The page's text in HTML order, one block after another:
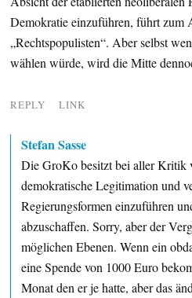
Demokratie einzuführen, führt zum
„Rechtspopulisten“. Aber selbst
wählen würde, wird die Mitte
REPLY LINK
Stefan Sasse
Die GroKo besitzt bei aller Kritik
demokratische Legitimation und
Regierungsformen einzuführen
abzuschaffen. Sorry, aber der
möglichen Ebenen. Wenn ein
eine Spende von 1000 Euro
Monat den er je hatte, aber das